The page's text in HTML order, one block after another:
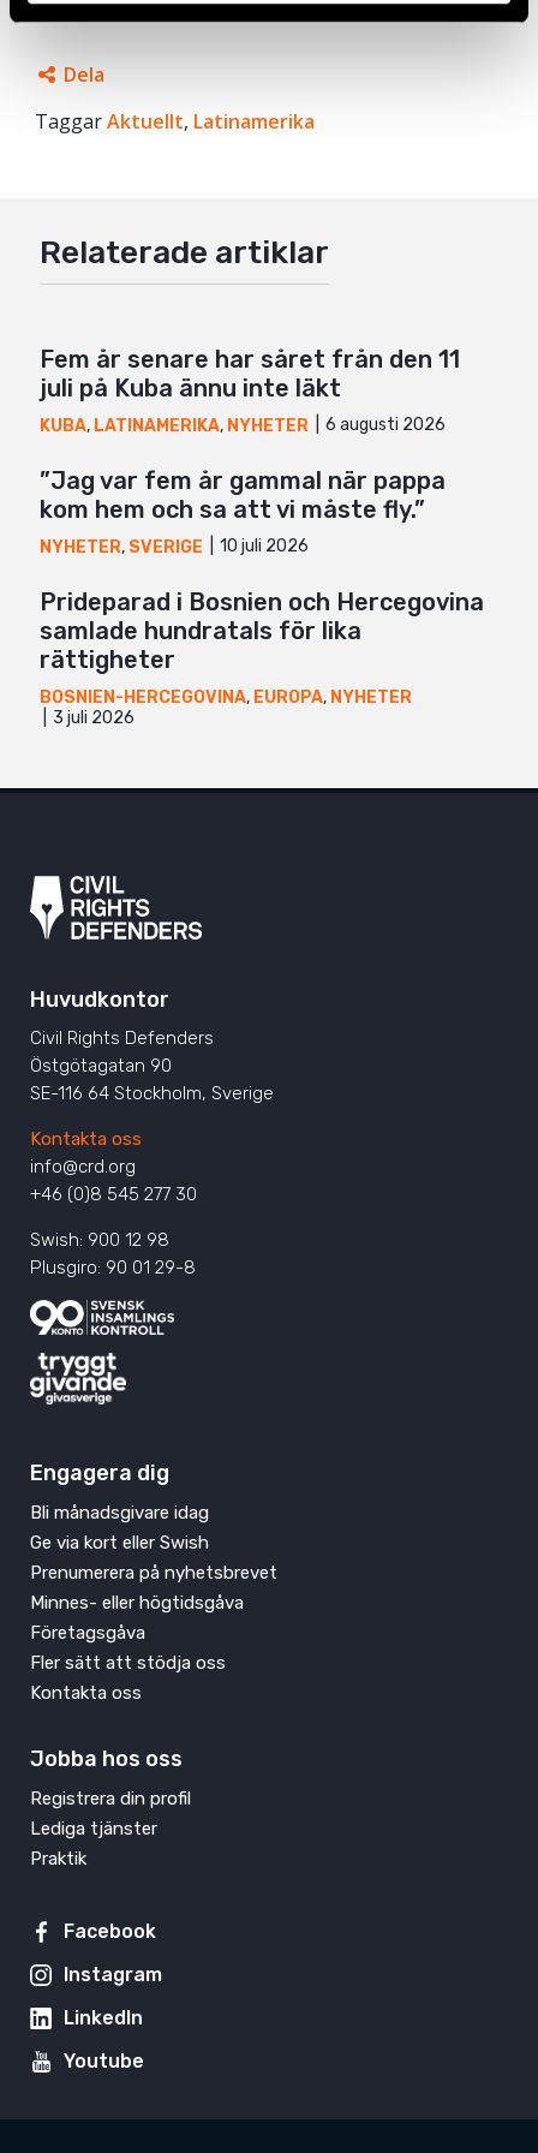
Dela
Facebook
Mail
TaggarAktuellt, Latinamerika
Relaterade artiklar
Fem år senare har såret från den 11
juli på Kuba ännu inte läkt
KUBA, LATINAMERIKA, NYHETER 6 augusti 2026
”Jag var fem år gammal när pappa
kom hem och sa att vi måste fly.”
NYHETER, SVERIGE 10 juli 2026
Prideparad i Bosnien och Hercegovina
samlade hundratals för lika
rättigheter
BOSNIEN-HERCEGOVINA, EUROPA, NYHETER
3 juli 2026
Huvudkontor
Civil Rights Defenders
Östgötagatan 90
SE-116 64 Stockholm, Sverige
Kontakta oss
info@crd.org
+46 (0)8 545 277 30
Swish: 900 12 98
Plusgiro: 90 01 29-8
Engagera dig
Bli månadsgivare idag
Ge via kort eller Swish
Prenumerera på nyhetsbrevet
Minnes- eller högtidsgåva
Företagsgåva
Fler sätt att stödja oss
Kontakta oss
Jobba hos oss
Registrera din profil
Lediga tjänster
Praktik
Facebook
Instagram
LinkedIn
Youtube